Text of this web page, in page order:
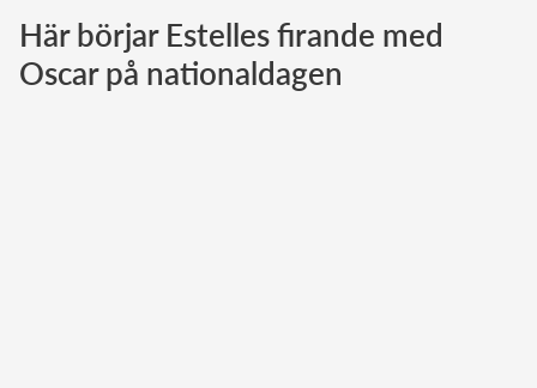
Norska kungahuset
Danska kungahuset
Här börjar Estelles firande med
Oscar på nationaldagen